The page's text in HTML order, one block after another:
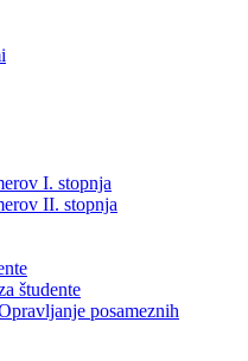
I. stopnja
II. stopnja
študente
posameznih